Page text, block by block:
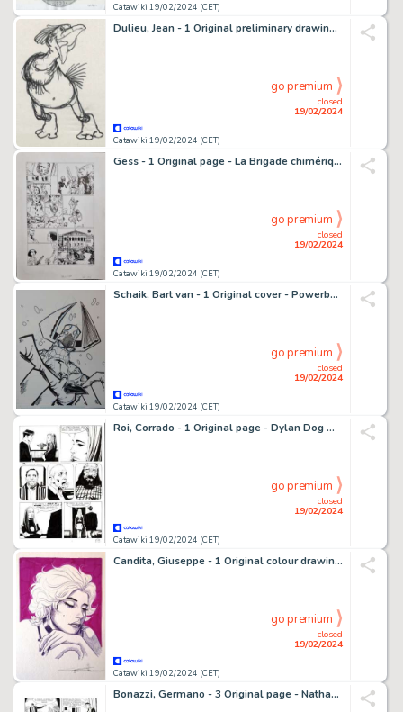
Catawiki 19/02/2024 (CET)
Dulieu, Jean - 1 Original preliminary drawing - Paulus de Boskabouter - KraKras de Kip - (jaren 1970)
Catawiki 19/02/2024 (CET)
closed
19/02/2024
go premium
Gess - 1 Original page - La Brigade chimérique - Politique internationale - 2012
Catawiki 19/02/2024 (CET)
closed
19/02/2024
go premium
Schaik, Bart van - 1 Original cover - Powerbeast - 2003
Catawiki 19/02/2024 (CET)
closed
19/02/2024
go premium
Roi, Corrado - 1 Original page - Dylan Dog Maxi #14 - "Paranoia" - 2001
Catawiki 19/02/2024 (CET)
closed
19/02/2024
go premium
Candita, Giuseppe - 1 Original colour drawing - Chihuahua Pearl - Tributo a Giraud
Catawiki 19/02/2024 (CET)
closed
19/02/2024
go premium
Bonazzi, Germano - 3 Original page - Nathan Never #239 - "i pretoriani" - 2011